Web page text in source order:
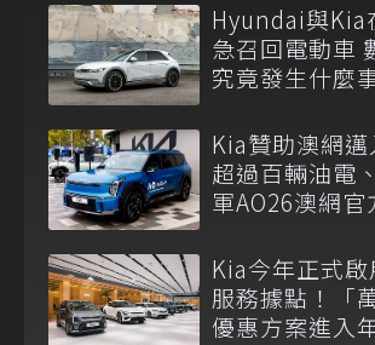
Hyundai與Kia
急召回電動車
究竟發生什麼
Kia贊助澳網邁
超過百輛油電
軍AO26澳網官
Kia今年正式
服務據點！「
優惠方案進入